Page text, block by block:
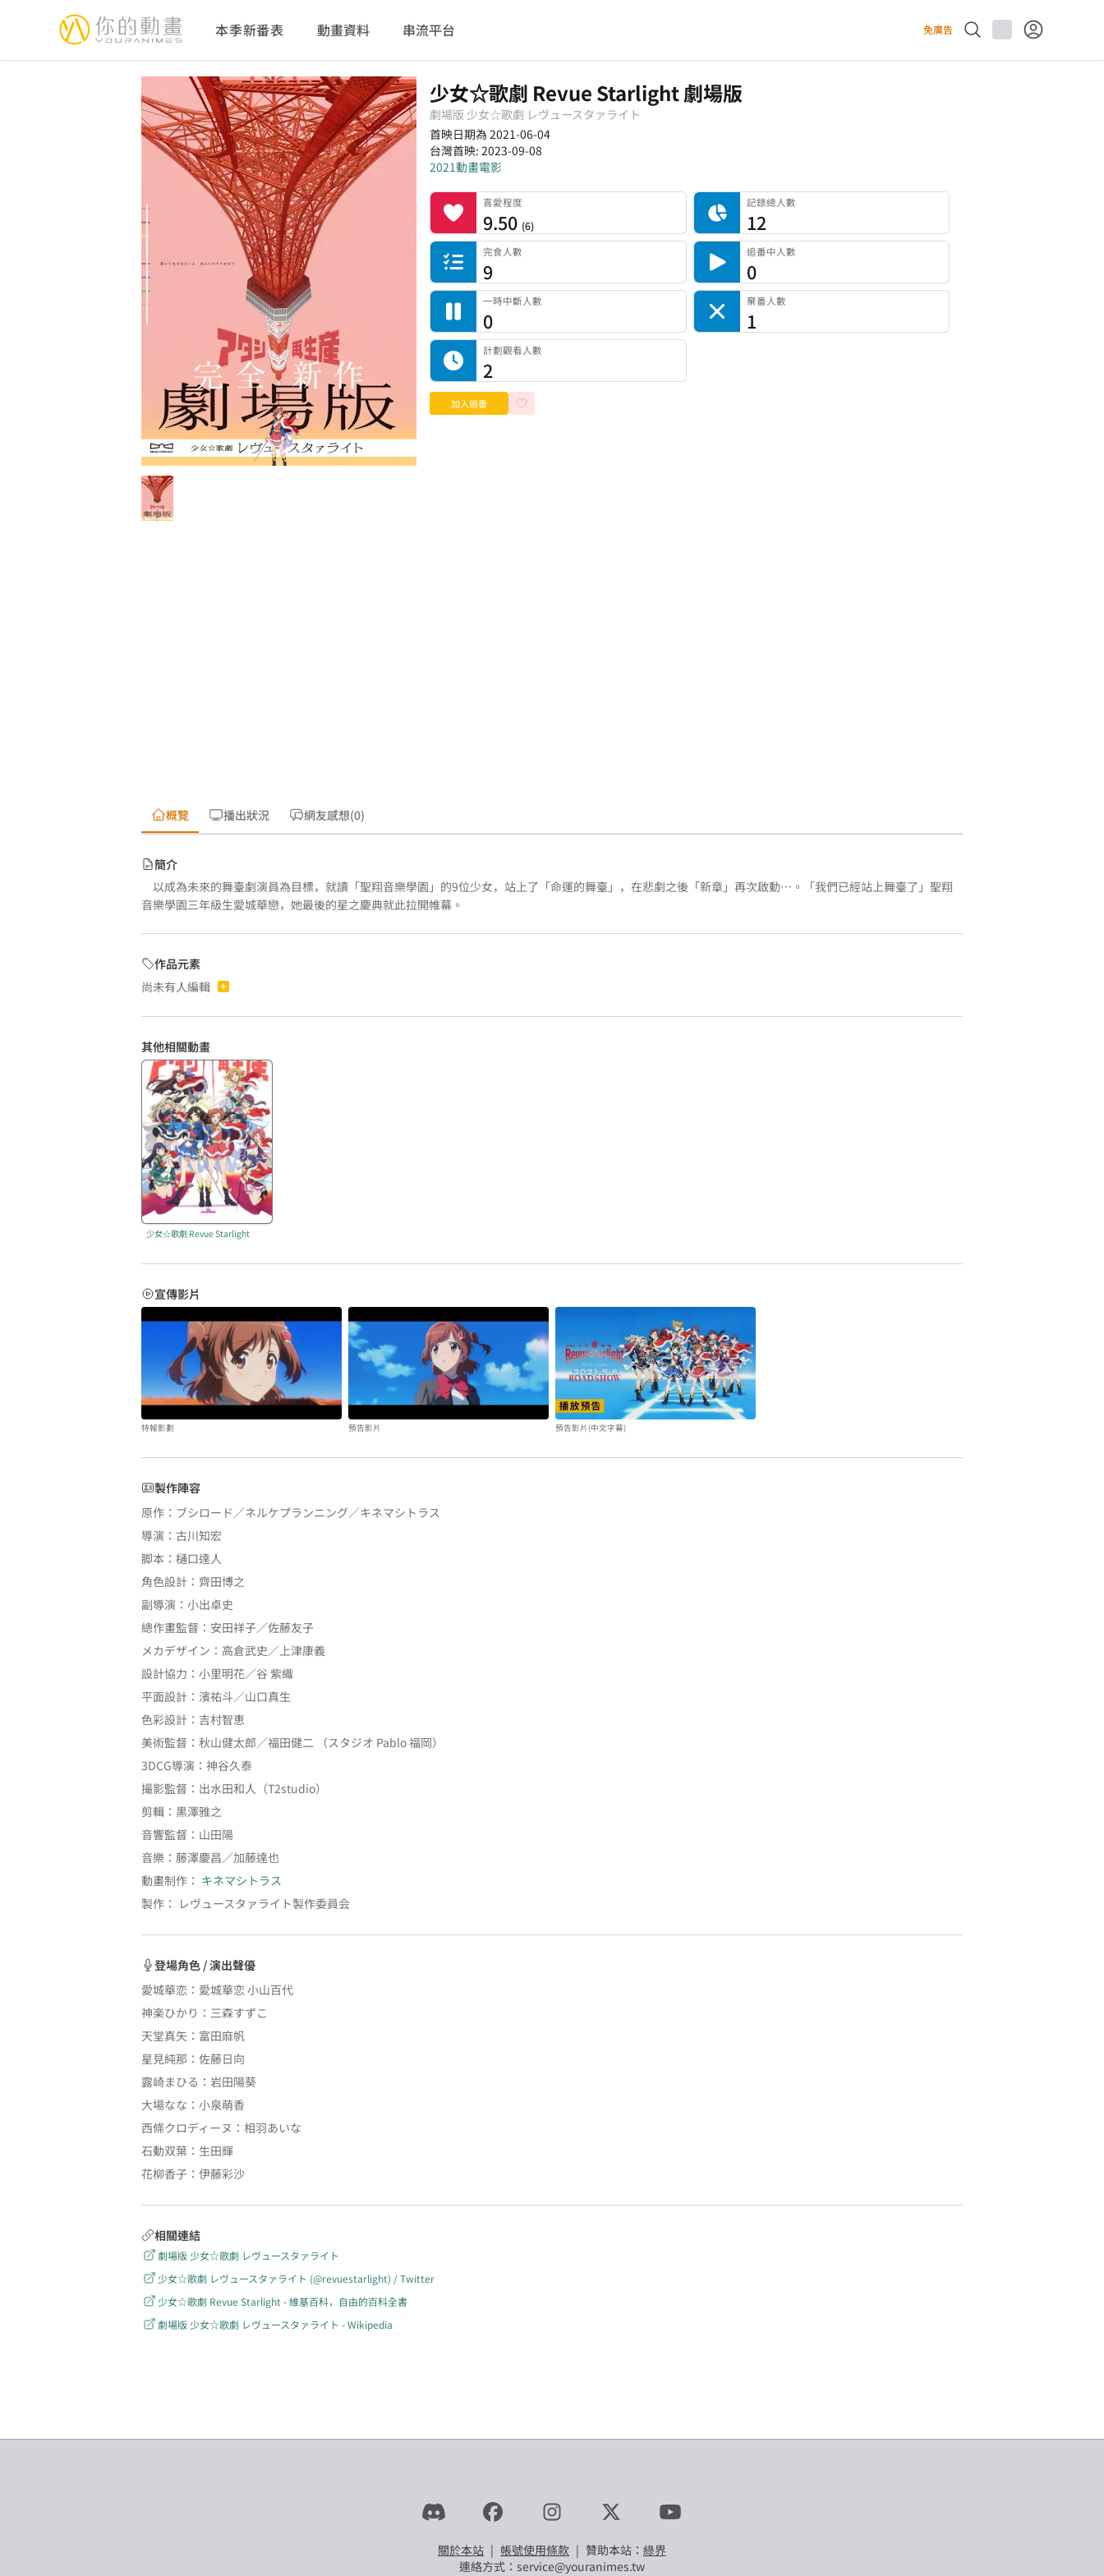
YourAnimes 你的動畫 本季新番表 動畫資料 串流平台 免廣告
少女☆歌劇 Revue Starlight 劇場版
劇場版 少女☆歌劇 レヴュースタァライト
首映日期為 2021-06-04
台灣首映: 2023-09-08
2021動畫電影
喜愛程度 喜愛程度
9.50 (6)
記錄總人數 記錄總人數
12
完食人數
完食人數
9
追番中人數
追番中人數
0
一時中斷人數
一時中斷人數
0
棄番人數
棄番人數
1
計劃觀看人數
計劃觀看人數
2
加入追番
概覽 播出狀況 網友感想(0)
簡介
以成為未來的舞臺劇演員為目標，就讀「聖翔音樂學園」的9位少女，站上了「命運的舞臺」，在悲劇之後「新章」再次啟動…。「我們已經站上舞臺了」聖翔
音樂學園三年級生愛城華戀，她最後的星之慶典就此拉開帷幕。
作品元素
尚未有人編輯
其他相關動畫
少女☆歌劇 Revue Starlight
宣傳影片
特報影劃 預告影片 預告影片(中文字幕)
製作陣容
原作 ： ブシロード／ネルケプランニング／キネマシトラス
導演 ： 古川知宏
脚本 ： 樋口達人
角色設計 ： 齊田博之
副導演 ： 小出卓史
總作畫監督 ： 安田祥子／佐藤友子
メカデザイン ： 高倉武史／上津康義
設計協力 ： 小里明花／谷 紫織
平面設計 ： 濱祐斗／山口真生
色彩設計 ： 吉村智恵
美術監督 ： 秋山健太郎／福田健二 （スタジオ Pablo 福岡）
3DCG導演 ： 神谷久泰
撮影監督 ： 出水田和人（T2studio）
剪輯 ： 黒澤雅之
音響監督 ： 山田陽
音樂 ： 藤澤慶昌／加藤達也
動畫制作： キネマシトラス
製作： レヴュースタァライト製作委員会
登場角色 / 演出聲優
愛城華恋 ： 愛城華恋 小山百代
神楽ひかり ： 三森すずこ
天堂真矢 ： 富田麻帆
星見純那 ： 佐藤日向
露崎まひる ： 岩田陽葵
大場なな ： 小泉萌香
西條クロディーヌ ： 相羽あいな
石動双葉 ： 生田輝
花柳香子 ： 伊藤彩沙
相關連結
劇場版 少女☆歌劇 レヴュースタァライト
少女☆歌劇 レヴュースタァライト (@revuestarlight) / Twitter
少女☆歌劇 Revue Starlight - 維基百科，自由的百科全書
劇場版 少女☆歌劇 レヴュースタァライト - Wikipedia
關於本站 | 帳號使用條款 | 贊助本站： 綠界
連絡方式：service@youranimes.tw